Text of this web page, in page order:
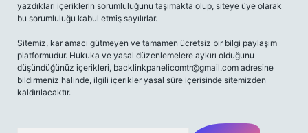
yazdıkları içeriklerin sorumluluğunu taşımakta olup, siteye üye olarak
bu sorumluluğu kabul etmiş sayılırlar.
Sitemiz, kar amacı gütmeyen ve tamamen ücretsiz bir bilgi paylaşım
platformudur. Hukuka ve yasal düzenlemelere aykırı olduğunu
düşündüğünüz içerikleri, backlinkpanelicomtr@gmail.com adresine
bildirmeniz halinde, ilgili içerikler yasal süre içerisinde sitemizden
kaldırılacaktır.